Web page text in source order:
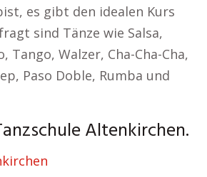
es gibt den idealen Kurs
sind Tänze wie Salsa,
Tango, Walzer, Cha-Cha-Cha,
Paso Doble, Rumba und
Altenkirchen.